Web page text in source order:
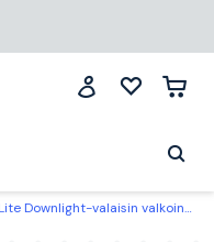
valaisin valkoinen, tune